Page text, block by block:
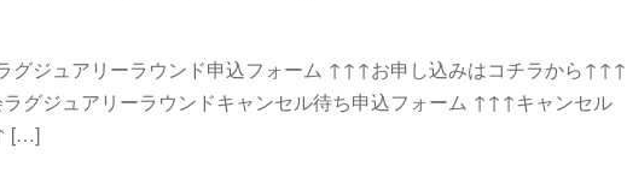
グジュアリーラウンド申込フォーム ↑↑↑お申し込みはコチラから↑↑↑
ラグジュアリーラウンドキャンセル待ち申込フォーム ↑↑↑キャンセル
[…]